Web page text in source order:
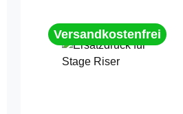
Versandkostenfrei